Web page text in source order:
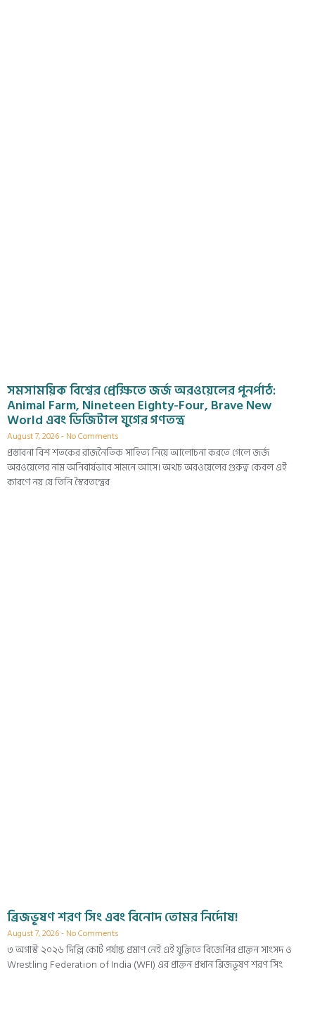
সমসাময়িক বিশ্বের প্রেক্ষিতে জর্জ অরওয়েলের পুনর্পাঠ:
Animal Farm, Nineteen Eighty-Four, Brave New
World এবং ডিজিটাল যুগের গণতন্ত্র
August 7, 2026 No Comments
প্রস্তাবনা বিশ শতকের রাজনৈতিক সাহিত্য নিয়ে আলোচনা করতে গেলে জর্জ
অরওয়েলের নাম অনিবার্যভাবে সামনে আসে। অথচ অরওয়েলের গুরুত্ব কেবল এই
কারণে নয় যে তিনি স্বৈরতন্ত্রের
ব্রিজভূষণ শরণ সিং এবং বিনোদ তোমর নির্দোষ!
August 7, 2026 No Comments
৩ অগাস্ট ২০২৬ দিল্লি কোর্ট পর্যাপ্ত প্রমাণ নেই এই যুক্তিতে বিজেপির প্রাক্তন সাংসদ ও
Wrestling Federation of India (WFI) এর প্রাক্তন প্রধান ব্রিজভূষণ শরণ সিং